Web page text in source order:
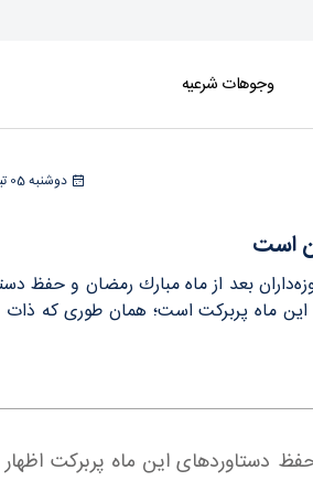
وجوهات شرعیه
دوشنبه 05 تیر 1396
است
بعد از ماه مبارك رمضان و حفظ
اين ماه پربركت است؛ همان طوری كه
دستاوردهای این ماه پربركت